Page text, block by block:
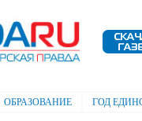
ОБРАЗОВАНИЕ ГОД